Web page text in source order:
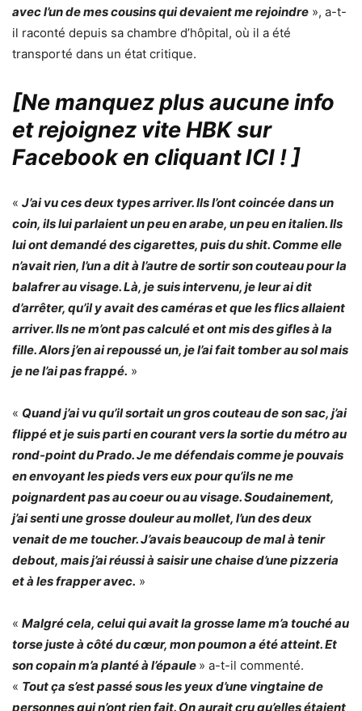
avec l’un de mes cousins qui devaient me rejoindre », a-t-
il raconté depuis sa chambre d’hôpital, où il a été
transporté dans un état critique.
[Ne manquez plus aucune info
et rejoignez vite HBK sur
Facebook en cliquant ICI !]
« J’ai vu ces deux types arriver. Ils l’ont coincée dans un
coin, ils lui parlaient un peu en arabe, un peu en italien. Ils
lui ont demandé des cigarettes, puis du shit. Comme elle
n’avait rien, l’un a dit à l’autre de sortir son couteau pour la
balafrer au visage. Là, je suis intervenu, je leur ai dit
d’arrêter, qu’il y avait des caméras et que les flics allaient
arriver. Ils ne m’ont pas calculé et ont mis des gifles à la
fille. Alors j’en ai repoussé un, je l’ai fait tomber au sol mais
je ne l’ai pas frappé. »
« Quand j’ai vu qu’il sortait un gros couteau de son sac, j’ai
flippé et je suis parti en courant vers la sortie du métro au
rond-point du Prado. Je me défendais comme je pouvais
en envoyant les pieds vers eux pour qu’ils ne me
poignardent pas au coeur ou au visage. Soudainement,
j’ai senti une grosse douleur au mollet, l’un des deux
venait de me toucher. J’avais beaucoup de mal à tenir
debout, mais j’ai réussi à saisir une chaise d’une pizzeria
et à les frapper avec. »
« Malgré cela, celui qui avait la grosse lame m’a touché au
torse juste à côté du cœur, mon poumon a été atteint. Et
son copain m’a planté à l’épaule » a-t-il commenté.
« Tout ça s’est passé sous les yeux d’une vingtaine de
personnes qui n’ont rien fait. On aurait cru qu’elles étaient